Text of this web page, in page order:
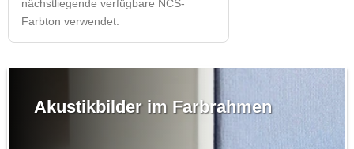
nächstliegende verfügbare NCS-
Farbton verwendet.
Akustikbilder im Farbrahmen